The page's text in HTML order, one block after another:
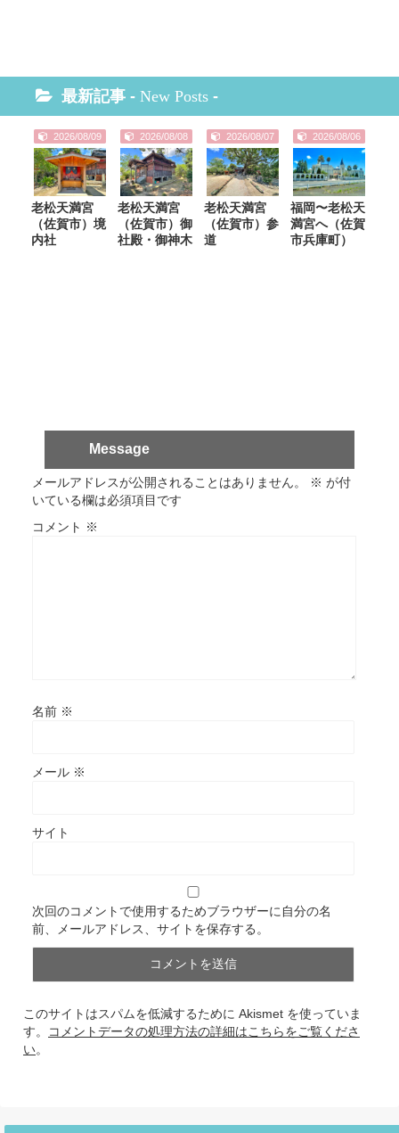
最新記事 - New Posts -
2026/08/09
老松天満宮
（佐賀市）境
内社
2026/08/08
老松天満宮
（佐賀市）御
社殿・御神木
2026/08/07
老松天満宮
（佐賀市）参
道
2026/08/06
福岡〜老松天
満宮へ（佐賀
市兵庫町）
Message
メールアドレスが公開されることはありません。 ※ が付
いている欄は必須項目です
コメント ※
名前 ※
メール ※
サイト
次回のコメントで使用するためブラウザーに自分の名
前、メールアドレス、サイトを保存する。
このサイトはスパムを低減するために Akismet を使っていま
す。
コメントデータの処理方法の詳細はこちらをご覧くださ
い。